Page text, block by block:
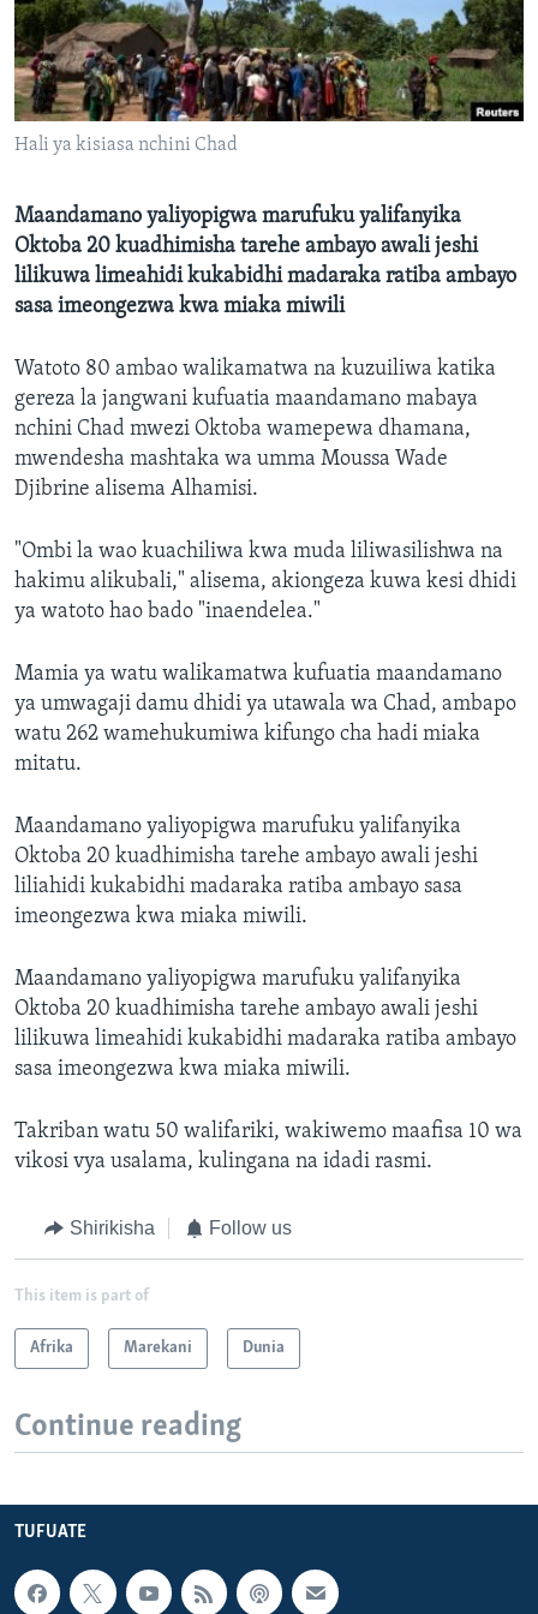
Hali ya kisiasa nchini Chad
Maandamano yaliyopigwa marufuku yalifanyika
Oktoba 20 kuadhimisha tarehe ambayo awali jeshi
lilikuwa limeahidi kukabidhi madaraka ratiba ambayo
sasa imeongezwa kwa miaka miwili
Watoto 80 ambao walikamatwa na kuzuiliwa katika
gereza la jangwani kufuatia maandamano mabaya
nchini Chad mwezi Oktoba wamepewa dhamana,
mwendesha mashtaka wa umma Moussa Wade
Djibrine alisema Alhamisi.
"Ombi la wao kuachiliwa kwa muda liliwasilishwa na
hakimu alikubali," alisema, akiongeza kuwa kesi dhidi
ya watoto hao bado "inaendelea."
Mamia ya watu walikamatwa kufuatia maandamano
ya umwagaji damu dhidi ya utawala wa Chad, ambapo
watu 262 wamehukumiwa kifungo cha hadi miaka
mitatu.
Maandamano yaliyopigwa marufuku yalifanyika
Oktoba 20 kuadhimisha tarehe ambayo awali jeshi
liliahidi kukabidhi madaraka ratiba ambayo sasa
imeongezwa kwa miaka miwili.
Maandamano yaliyopigwa marufuku yalifanyika
Oktoba 20 kuadhimisha tarehe ambayo awali jeshi
lilikuwa limeahidi kukabidhi madaraka ratiba ambayo
sasa imeongezwa kwa miaka miwili.
Takriban watu 50 walifariki, wakiwemo maafisa 10 wa
vikosi vya usalama, kulingana na idadi rasmi.
Shirikisha Follow us
This item is part of
Afrika Marekani Dunia
Continue reading
TUFUATE